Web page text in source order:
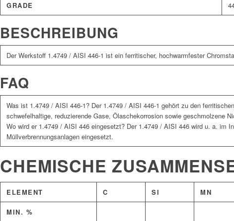
GRADE
BESCHREIBUNG
Der Werkstoff 1.4749 / AISI 446-1 ist ein ferritischer, hochwarmfester
FAQ
Was ist 1.4749 / AISI 446-1? Der 1.4749 / AISI 446-1 gehört zu den
schwefelhaltige, reduzierende Gase, Ölaschekorrosion sowie geschmolzene
Wo wird er 1.4749 / AISI 446 eingesetzt? Der 1.4749 / AISI 446 wird u. a. im
Müllverbrennungsanlagen eingesetzt.
CHEMISCHE
ELEMENT C SI MN
MIN. %